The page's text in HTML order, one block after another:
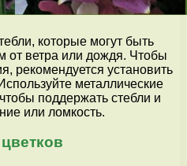
которые могут быть
ветра или дождя. Чтобы
рекомендуется установить
металлические
поддержать стебли и
или ломкость.